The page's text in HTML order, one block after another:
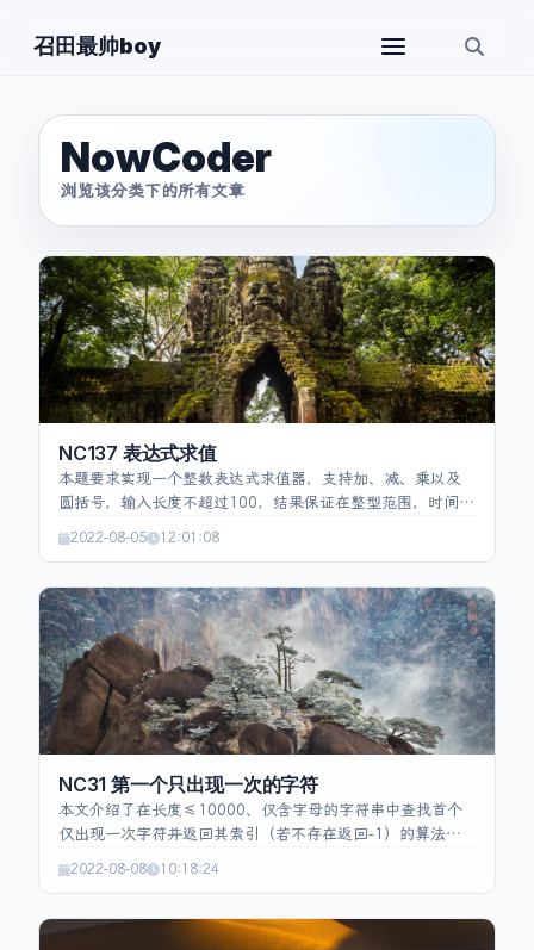
召田最帅boy
NowCoder
浏览该分类下的所有文章
NC137 表达式求值
本题要求实现一个整数表达式求值器，支持加、减、乘以及
圆括号，输入长度不超过100，结果保证在整型范围，时间空
算符，并使用映射记录运算符优先级。遍历字符数组时，遇
完整的整数入数字栈；遇运算符先比较栈顶运算符的优先
级，若不低于当前运算符则立即计算。为处理负数在表达式
开头或左括号后加入 0。遍历结束后统一计算剩余运算，即
得到最终结果。代码实现了上述流程并提供了 `calc` 与
`isNumber` 辅助函数。
2022-08-05 12:01:08
NC31 第一个只出现一次的字符
本文介绍了在长度≤10000、仅含字母的字符串中查找首个
仅出现一次字符并返回其索引（若不存在返回-1）的算法要
4，“aa”返回-1。提供的Java解法先用HashMap统计每个字
回其下标，若未找到则返回-1。
2022-08-08 10:18:24